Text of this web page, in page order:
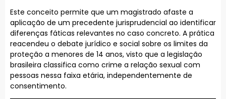
Este conceito permite que um magistrado afaste a
aplicação de um precedente jurisprudencial ao identificar
diferenças fáticas relevantes no caso concreto. A prática
reacendeu o debate jurídico e social sobre os limites da
proteção a menores de 14 anos, visto que a legislação
brasileira classifica como crime a relação sexual com
pessoas nessa faixa etária, independentemente de
consentimento.